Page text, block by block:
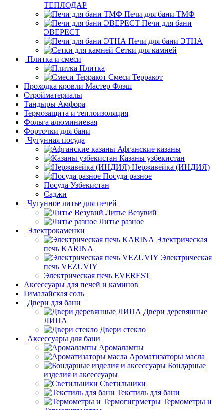
ТЕПЛОДАР
Печи для бани ТМФ
Печи для бани
ЭВЕРЕСТ
Печи для бани ЭТНА
Сетки для камней
Плитка и смеси
Плитка
Смеси Терракот
Проходка кровли Мастер Флэш
Стройматериалы
Тандыры Амфора
Термозащита и теплоизоляция
Фольга алюминиевая
Форточки для бани
Чугунная посуда
Афганские казаны
Казаны узбекистан
Нержавейка (ИНДИЯ)
Посуда разное
Посуда Узбекистан
Саджи
Чугунное литье для печей
Литье Везувий
Литье разное
Электрокаменки
Электрическая
печь KARINA
Электрическая
печь VEZUVIY
Электрическая печь EVEREST
Аксессуары для печей и каминов
Гималайская соль
Двери для бани
Двери деревянные
ЛИПА
Двери стекло
Аксессуары для бани
Аромалампы
Ароматизаторы масла
Бондарные
изделия и аксессуары
Светильники
Текстиль для бани
Термометры и